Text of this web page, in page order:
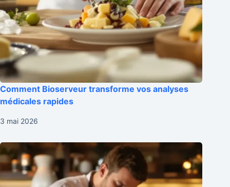
Comment Bioserveur transforme vos analyses
médicales rapides
3 mai 2026